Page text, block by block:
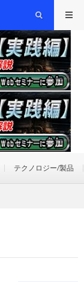
テクノロジー/製品